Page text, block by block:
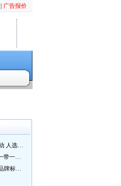
广告报价
第十届晋江市“我最喜爱的老师”寻访活动 人选推荐火热进行中 快来“秀”您最喜爱的老师
全国博士后创新创业大赛 海外境外（“一带一路”）赛七大赛道等你来战
最高奖金3万元 晋江市农产品区域公用品牌标识Logo及特色农产品包装设计征集活动正式启动